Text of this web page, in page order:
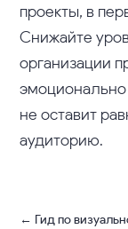
проекты, в
Снижайте
организации
эмоционально
не оставит
аудиторию.
← Гид по